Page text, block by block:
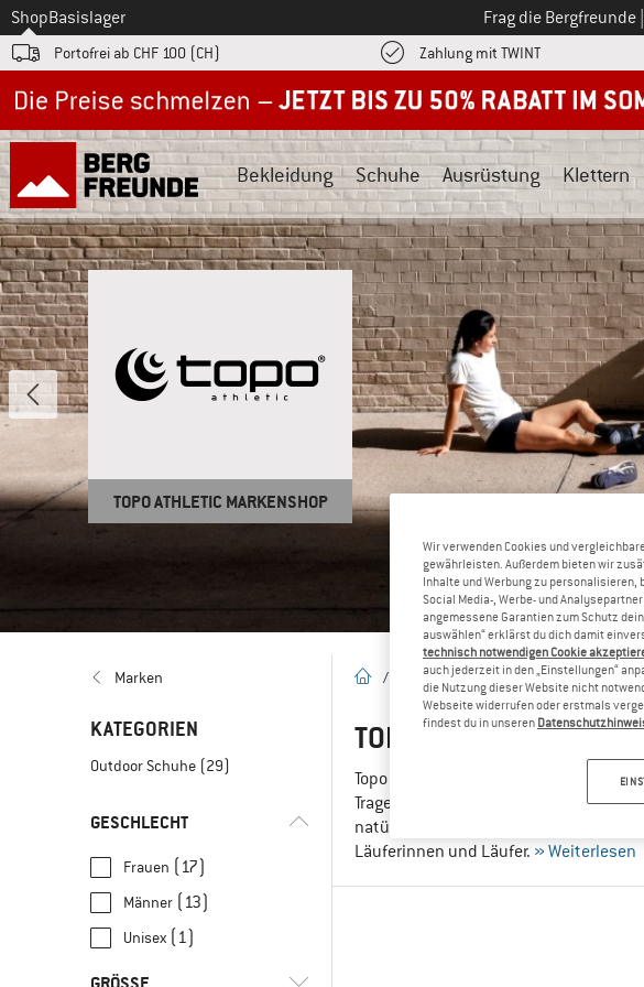
Zum
ShopBasislager Frag die Bergfreunde
Portofrei ab CHF 100 (CH) Zahlung mit TWINTFinde die
Bekleidung Schuhe Ausrüstung Klettern
TOPO ATHLETIC MARKENSHOP
Marken
KATEGORIEN
Outdoor Schuhe (29)
GESCHLECHT
Frauen (17)
Männer (13)
Unisex (1)
Startseite
/ Marken / Topo Athletic
TOPO ATHLETIC –
Topo Athletic kombiniert funktionelle
Tragekomfort. Erklärtes Ziel des
natürlichsten Laufgefühl der Welt
Läuferinnen und Läufer. » Weiterlesen
Wir verwenden Cookies und
gewährleisten. Außerdem bieten wir
Inhalte und Werbung zu
Social Media-, Werbe- und
angemessene Garantien zum Schutz
auswählen“ erklärst du dich damit
technisch notwendigen Cookie
auch jederzeit in den „Einstellungen“
die Nutzung dieser Website nicht
Webseite widerrufen oder erstmals
findest du in unseren